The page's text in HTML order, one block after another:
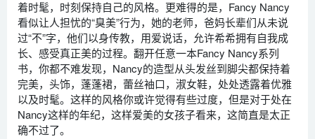
着时髦，时刻保持自己的风格。更难得的是，Fancy Nancy
看似让人担忧的“臭美”行为，她的老师，爸妈长辈们从未说
过“不”字，他们以身传教，用爱说话，允许希希拥有自我成
长、感受真正美的过程。翻开任意一本Fancy Nancy系列
书，你都不难发现，Nancy的造型从头发丝到脚尖都保持着
完美，头饰，蓬蓬裙，蕾丝袖口，淑女鞋，处处透露着优雅
以及时髦。这样的风格你或许觉得有些过度，但是对于处在
Nancy这样的年纪，这样爱美的女孩子看来，这简直是太正
确不过了。